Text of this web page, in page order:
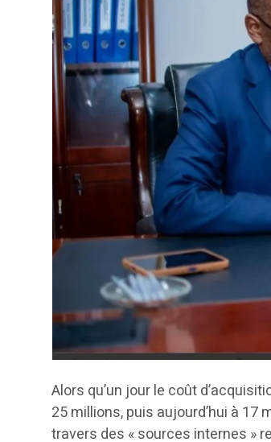
Alors qu’un jour le coût
25 millions, puis aujourd’hui à
travers des « sources internes »